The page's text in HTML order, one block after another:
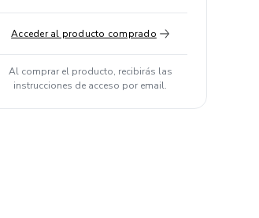
Acceder al producto comprado
Al comprar el producto, recibirás las
instrucciones de acceso por email.